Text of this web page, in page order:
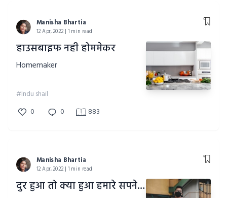
Manisha Bhartia
12 Apr, 2022 | 1 min read
हाउसबाइफ नही होममेकर
Homemaker
#Indu shail
0
0 883
Manisha Bhartia
12 Apr, 2022 | 1 min read
दुर हुआ तो क्या हुआ हमारे सपने का आशियाना है!!